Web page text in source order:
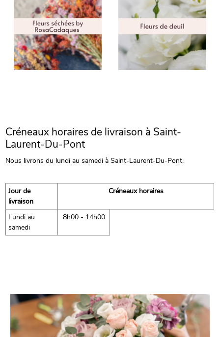
Créneaux horaires de livraison à Saint-
Laurent-Du-Pont
Nous livrons du lundi au samedi à Saint-Laurent-Du-Pont.
Jour de
livraison
Créneaux horaires
Lundi au
samedi
8h00 - 14h00